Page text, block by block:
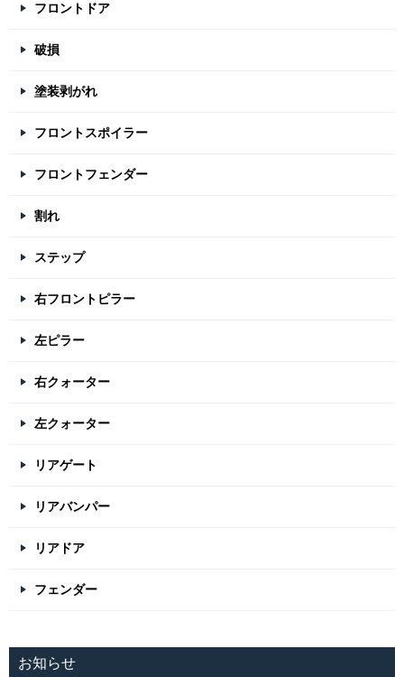
フロントドア
破損
塗装剥がれ
フロントスポイラー
フロントフェンダー
割れ
ステップ
右フロントピラー
左ピラー
右クォーター
左クォーター
リアゲート
リアバンパー
リアドア
フェンダー
お知らせ